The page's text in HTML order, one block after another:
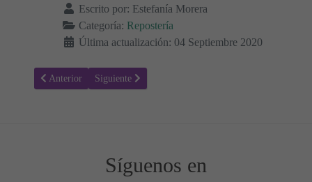
Escrito por: Estefanía Morera
Categoría: Repostería
Última actualización: 04 Septiembre 2020
Artículo anterior: Donuts rellenos de Crema bajos en carbohidratos
Anterior Artículo siguiente: Barritas Kit Kat bajas en
Siguiente
Síguenos en